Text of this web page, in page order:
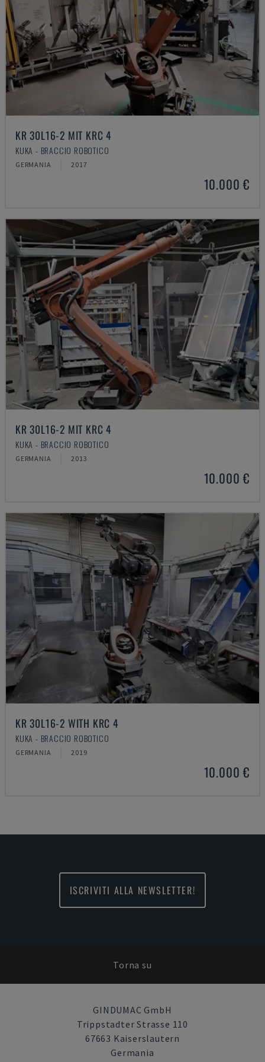
KR 30L16-2 MIT KRC 4
KUKA - BRACCIO ROBOTICO
GERMANIA 2017
10.000 €
KR 30L16-2 MIT KRC 4
KUKA - BRACCIO ROBOTICO
GERMANIA 2013
10.000 €
KR 30L16-2 WITH KRC 4
KUKA - BRACCIO ROBOTICO
GERMANIA 2019
10.000 €
ISCRIVITI ALLA NEWSLETTER!
Torna su
GINDUMAC GmbH
Trippstadter Strasse 110
67663 Kaiserslautern
Germania